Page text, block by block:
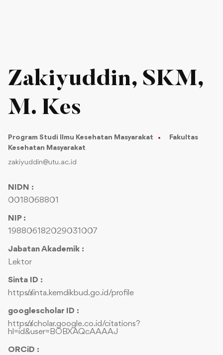
Zakiyuddin, SKM,
M. Kes
Program Studi Ilmu Kesehatan Masyarakat
Fakultas
Kesehatan Masyarakat
zakiyuddin@utu.ac.id
NIDN :
0018068801
NIP :
198806182029031007
Jabatan Akademik :
Lektor
Sinta ID :
https://sinta.kemdikbud.go.id/profile
googlescholar ID :
https://scholar.google.co.id/citations?
hl=id&user=BOBXAQcAAAAJ
ORCiD :